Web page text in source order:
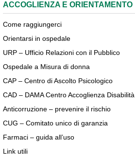
ACCOGLIENZA E ORIENTAMENTO
Come raggiungerci
Orientarsi in ospedale
URP – Ufficio Relazioni con il Pubblico
Ospedale a Misura di donna
CAP – Centro di Ascolto Psicologico
CAD – DAMA Centro Accoglienza Disabilità
Anticorruzione – prevenire il rischio
CUG – Comitato unico di garanzia
Farmaci – guida all’uso
Link utili